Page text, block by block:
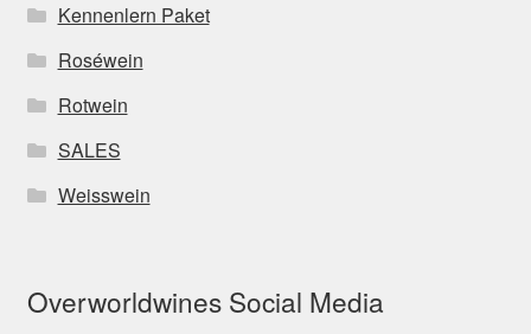
Kennenlern Paket
Roséwein
Rotwein
SALES
Weisswein
Overworldwines Social Media